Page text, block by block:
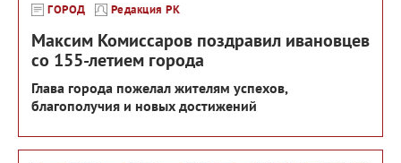
ГОРОД Редакция РК
Максим Комиссаров поздравил ивановцев
со 155-летием города
Глава города пожелал жителям успехов,
благополучия и новых достижений